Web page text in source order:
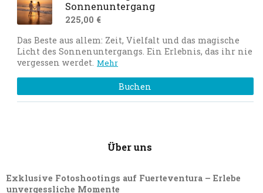
Sonnenuntergang
225,00 €
Buchen
Das Beste aus allem: Zeit, Vielfalt und das magische
Licht des Sonnenuntergangs. Ein Erlebnis, das ihr nie
vergessen werdet. Mehr
Über uns
Exklusive Fotoshootings auf Fuerteventura – Erlebe
unvergessliche Momente